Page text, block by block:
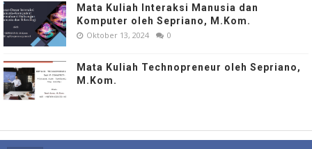
Mata Kuliah Interaksi Manusia dan
Komputer oleh Sepriano, M.Kom.
Oktober 13, 2024 0
Mata Kuliah Technopreneur oleh Sepriano,
M.Kom.